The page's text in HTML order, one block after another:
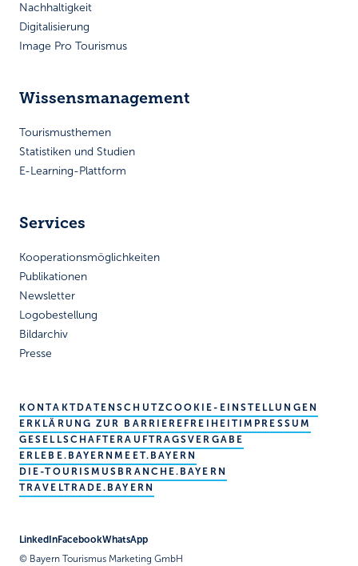
Nachhaltigkeit
Digitalisierung
Image Pro Tourismus
Wissensmanagement
Tourismusthemen
Statistiken und Studien
E-Learning-Plattform
Services
Kooperationsmöglichkeiten
Publikationen
Newsletter
Logobestellung
Bildarchiv
Presse
KONTAKT DATENSCHUTZCOOKIE-EINSTELLUNGEN
ERKLÄRUNG ZUR BARRIEREFREIHEIT IMPRESSUM
GESELLSCHAFTERAUFTRAGSVERGABE
ERLEBE.BAYERNMEET.BAYERN
DIE-TOURISMUSBRANCHE.BAYERN
TRAVELTRADE.BAYERN
LinkedInFacebookWhatsApp
© Bayern Tourismus Marketing GmbH